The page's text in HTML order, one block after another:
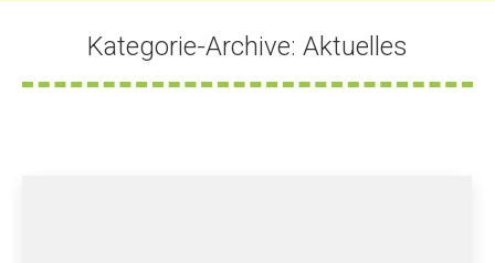
Kategorie-Archive: Aktuelles
Sie befinden sich hier: